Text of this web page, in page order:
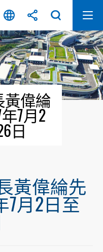
黃偉綸
7月2
日
黃偉綸先
7月2日至